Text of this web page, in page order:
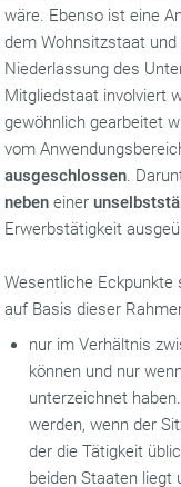
wäre. Ebenso ist eine
dem Wohnsitzstaat
Niederlassung des
Mitgliedstaat involviert
gewöhnlich gearbeitet
vom
ausgeschlossen.
nebeneiner
Erwerbstätigkeit
Wesentliche Eckpunkte
auf Basis dieser
nur im Verhältnis
können und nur
unterzeichnet
werden, wenn der
der die Tätigkeit
beiden Staaten liegt